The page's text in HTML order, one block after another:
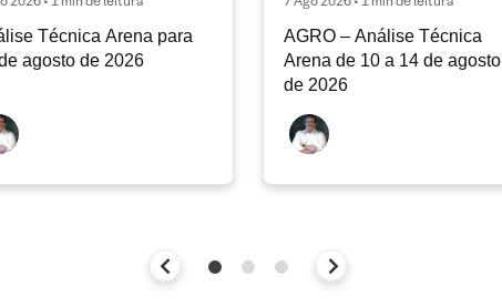
Técnica Arena para
agosto de 2026
AGRO – Análise Técnica
Arena de 10 a 14 de agosto
de 2026